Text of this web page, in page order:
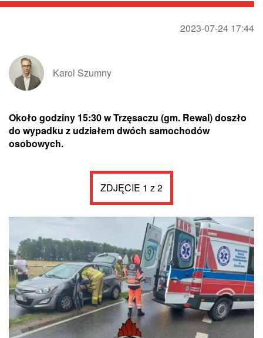
2023-07-24 17:44
Karol Szumny
Około godziny 15:30 w Trzęsaczu (gm. Rewal) doszło
do wypadku z udziałem dwóch samochodów
osobowych.
ZDJĘCIE 1 z 2